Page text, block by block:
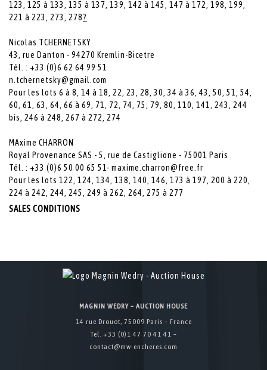
123, 125 à 133, 135 à 137, 139, 142 à 145, 147 à 172, 198, 199,
221 à 223, 273, 278?
Nicolas TCHERNETSKY
43, rue Danton - 94270 Kremlin-Bicetre
Tél. : +33 (0)6 62 64 99 51
n.tchernetsky@gmail.com
Pour les lots 6 à 8, 14 à 18, 22, 23, 28, 30, 34 à 36, 43, 50, 51, 54,
60, 61, 63, 64, 66 à 69, 71, 72, 74, 75, 79, 80, 110, 141, 243, 244
bis, 246 à 248, 267 à 272, 274
MAxime CHARRON
Royal Provenance SAS - 5, rue de Castiglione - 75001 Paris
Tél. : +33 (0)6 50 00 65 51- maxime.charron@free.fr
Pour les lots 122, 124, 134, 138, 140, 146, 173 à 197, 200 à 220,
224 à 242, 244, 245, 249 à 262, 264, 275 à 277
SALES CONDITIONS
MAGNIN WEDRY – AUCTION HOUSE
14 rue Drouot, 75009 Paris – France
Tel. +33 (0)1 47 70 41 41 –
contact@mw-encheres.com